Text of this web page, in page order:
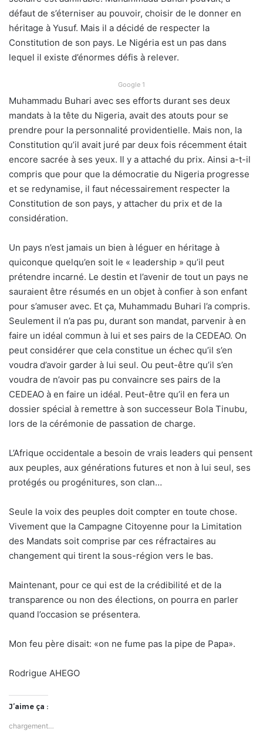
défaut de s’éterniser au pouvoir, choisir de le donner en
héritage à Yusuf. Mais il a décidé de respecter la
Constitution de son pays. Le Nigéria est un pas dans
lequel il existe d’énormes défis à relever.
Google 1
Muhammadu Buhari avec ses efforts durant ses deux
mandats à la tête du Nigeria, avait des atouts pour se
prendre pour la personnalité providentielle. Mais non, la
Constitution qu’il avait juré par deux fois récemment était
encore sacrée à ses yeux. Il y a attaché du prix. Ainsi a-t-il
compris que pour que la démocratie du Nigeria progresse
et se redynamise, il faut nécessairement respecter la
Constitution de son pays, y attacher du prix et de la
considération.
Un pays n’est jamais un bien à léguer en héritage à
quiconque quelqu’en soit le « leadership » qu’il peut
prétendre incarné. Le destin et l’avenir de tout un pays ne
sauraient être résumés en un objet à confier à son enfant
pour s’amuser avec. Et ça, Muhammadu Buhari l’a compris.
Seulement il n’a pas pu, durant son mandat, parvenir à en
faire un idéal commun à lui et ses pairs de la CEDEAO. On
peut considérer que cela constitue un échec qu’il s’en
voudra d’avoir garder à lui seul. Ou peut-être qu’il s’en
voudra de n’avoir pas pu convaincre ses pairs de la
CEDEAO à en faire un idéal. Peut-être qu’il en fera un
dossier spécial à remettre à son successeur Bola Tinubu,
lors de la cérémonie de passation de charge.
L’Afrique occidentale a besoin de vrais leaders qui pensent
aux peuples, aux générations futures et non à lui seul, ses
protégés ou progénitures, son clan…
Seule la voix des peuples doit compter en toute chose.
Vivement que la Campagne Citoyenne pour la Limitation
des Mandats soit comprise par ces réfractaires au
changement qui tirent la sous-région vers le bas.
Maintenant, pour ce qui est de la crédibilité et de la
transparence ou non des élections, on pourra en parler
quand l’occasion se présentera.
Mon feu père disait: «on ne fume pas la pipe de Papa».
Rodrigue AHEGO
J’aime ça :
chargement…